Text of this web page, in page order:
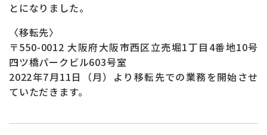
とになりました。
〈移転先〉
〒550-0012 大阪府大阪市西区立売堀1丁目4番地10号
四ツ橋パークビル603号室
2022年7月11日（月）より移転先での業務を開始させ
ていただきます。